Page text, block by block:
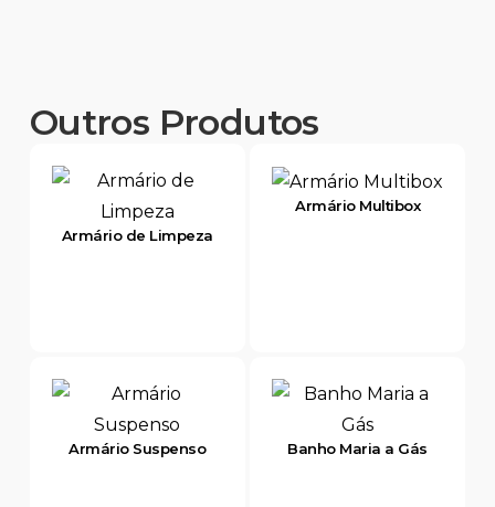
Outros Produtos
Armário de Limpeza
Armário Multibox
Armário Suspenso Banho Maria a Gás